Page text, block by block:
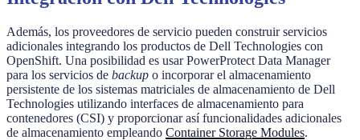
Además, los proveedores de servicio pueden construir servicios
adicionales integrando los productos de Dell Technologies con
OpenShift. Una posibilidad es usar PowerProtect Data Manager
para los servicios de backup o incorporar el almacenamiento
persistente de los sistemas matriciales de almacenamiento de Dell
Technologies utilizando interfaces de almacenamiento para
contenedores (CSI) y proporcionar así funcionalidades adicionales
de almacenamiento empleando Container Storage Modules.